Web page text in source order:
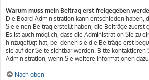
Warum muss mein Beitrag erst freigegeben
Die Board-Administration kann entschieden haben,
Sie einen Beitrag erstellt haben, die Beiträge zuerst
Es ist auch möglich, dass die Administration Sie zu
hinzugefügt hat, bei denen sie die Beiträge erst
sie auf der Seite sichtbar werden. Bitte kontaktieren
Administration, wenn Sie weitere Informationen
Nach oben